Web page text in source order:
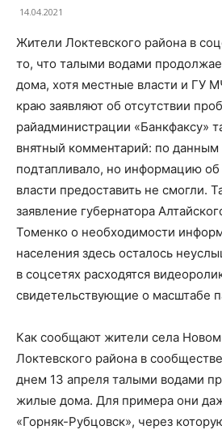
14.04.2021
Жители Локтевского района в
то, что талыми водами
дома, хотя местные власти и ГУ
краю заявляют об отсутствии
райадминистрации «Банкфаксу»
внятный комментарий: по
подтапливало, но информацию
власти предоставить не смогли.
заявление губернатора
Томенко о необходимости
населения здесь осталось
в соцсетях расходятся
свидетельствующие о масштабе
Как сообщают жители села
Локтевского района в
днем 13 апреля талыми водами
жилые дома. Для примера они
«Горняк-Рубцовск», через